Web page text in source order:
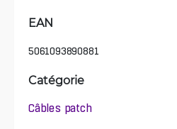
EAN
5061093890881
Catégorie
Câbles patch